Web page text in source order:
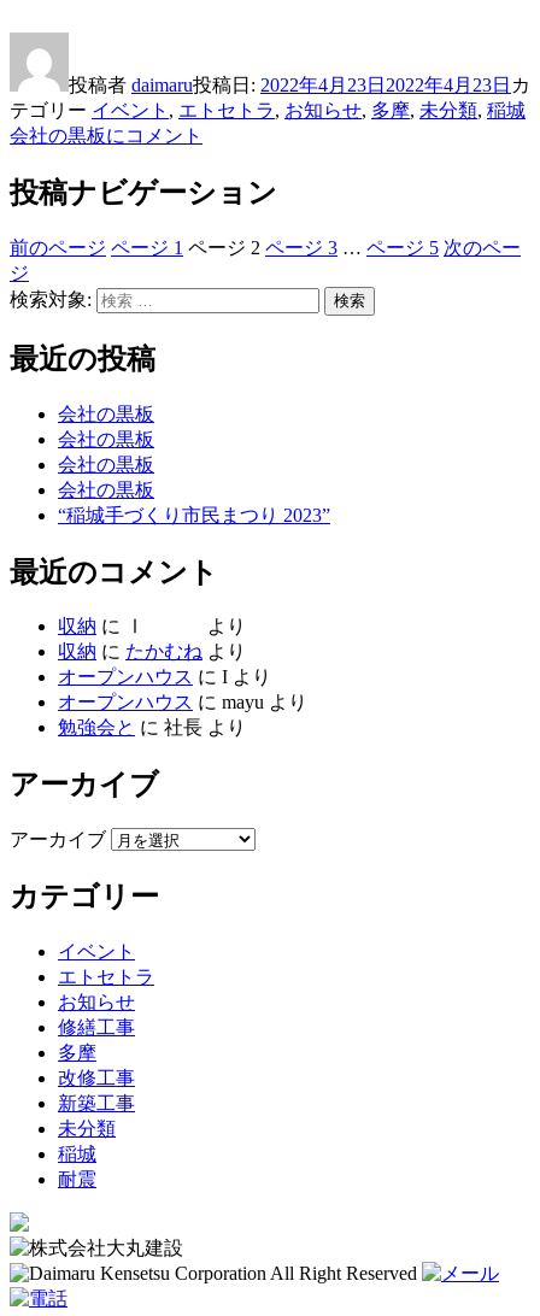
投稿者 daimaru投稿日: 2022年4月23日 2022年4月23日 カ
テゴリー イベント , エトセトラ, お知らせ, 多摩, 未分類, 稲城
会社の黒板に コメント
投稿ナビゲーション
前のページ ページ 1 ページ 2 ページ 3 … ページ 5 次のペー
ジ
検索対象:
検索
最近の投稿
会社の黒板
会社の黒板
会社の黒板
会社の黒板
“稲城手づくり市民まつり 2023”
最近のコメント
収納 に Ⅰ
より
収納 に たかむね より
オープンハウス に I より
オープンハウス に mayu より
勉強会と に 社長 より
アーカイブ
アーカイブ
カテゴリー
イベント
エトセトラ
お知らせ
修繕工事
多摩
改修工事
新築工事
未分類
稲城
耐震